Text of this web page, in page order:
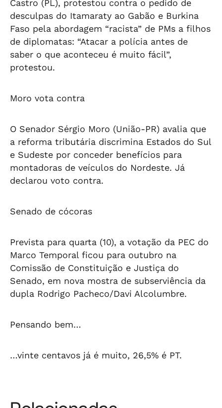
Castro (PL), protestou contra o pedido de
desculpas do Itamaraty ao Gabão e Burkina
Faso pela abordagem “racista” de PMs a filhos
de diplomatas: “Atacar a polícia antes de
saber o que aconteceu é muito fácil”,
protestou.
Moro vota contra
O Senador Sérgio Moro (União-PR) avalia que
a reforma tributária discrimina Estados do Sul
e Sudeste por conceder benefícios para
montadoras de veículos do Nordeste. Já
declarou voto contra.
Senado de cócoras
Prevista para quarta (10), a votação da PEC do
Marco Temporal ficou para outubro na
Comissão de Constituição e Justiça do
Senado, em nova mostra de subserviência da
dupla Rodrigo Pacheco/Davi Alcolumbre.
Pensando bem…
…vinte centavos já é muito, 26,5% é PT.